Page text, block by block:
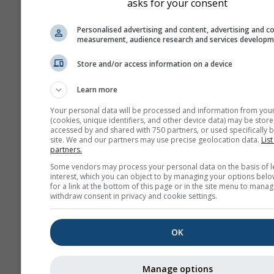
North
America
12.0 km
84 u (3-
48 u
NAM-3
North America
HRRR-2
North America
17 u
FV3-5
Alaska
5.0 km
asks for your consent
Personalised advertising and content, advertising and
measurement, audience research and services
Store and/or access information on a device
Learn more
Your personal data will be processed and information from
(cookies, unique identifiers, and other device data) may be
accessed by and shared with 750 partners, or used specifically
site. We and our partners may use precise geolocation data.
partners.
Some vendors may process your personal data on the basis of
interest, which you can object to by managing your options
for a link at the bottom of this page or in the site menu to
withdraw consent in privacy and cookie settings.
OK
Manage options